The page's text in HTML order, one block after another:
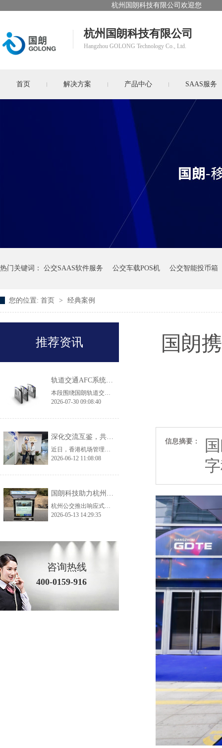
杭州国朗科技有限公司欢迎您
杭州国朗科技有限公司
Hangzhou GOLONG Technology Co., Ltd.
首页 解决方案 产品中心 SAAS服务
热门关键词： 公交SAAS软件服务 公交车载POS机 公交智能投币箱
您的位置: 首页 > 经典案例
国朗
信息摘要：
推荐资讯
轨道交通AFC系统产品·常见问答
本段围绕国朗轨道交通 AFC 闸机、自助售票机选型常见问题作出解答：翼闸适配高客流地铁换乘大站，拍打门机身轻薄，适用于客流平缓线路及实名制核验场景；43 寸大屏 TVM 售票机兼容境内外多种支付方式，可落地跨境交通枢纽项目；无障碍通行无需单独采购设备，直接选用原厂 900mm 加宽通道闸机即可满足轮椅、大件行李通行规范，两款闸机都具备消防、断电自动放行的安全配置。
2026-07-30 09:08:40
深化交流互鉴，共促品质升级｜香港机场管理局莅临国朗科技参观考察
近日，香港机场管理局考察团一行莅临国朗科技开展实地参观考察与深度交流，公司核心管理层及相关业务、技术负责人全程陪同接待。考察团先后走进公司生产加工厂、总部办公及产品展示中心，全方位、多角度调研公司生产实力、品控体系与核心产品体系，为双方后续深化交流、探索合作契机奠定了坚实基础。 考察首站，香港机场管理局考察团深入国朗科技加工厂生产一线，实地走访生产车间、工艺加工区、品质检测区等核心区域。在参观过
2026-06-12 11:08:08
国朗科技助力杭州预约公交——打造城市智慧出行新范式
杭州公交推出响应式智慧出行方案，通过AI调度和分时运营解决运力不足与空驶问题，实现高效、便捷、全龄友好的城市出行。
2026-05-13 14:29:35
咨询热线
400-0159-916